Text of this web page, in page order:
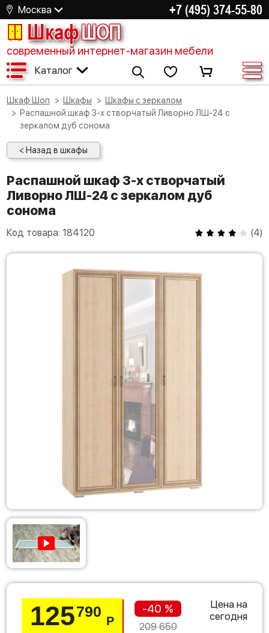
Москва +7 (495) 374-55-80
ШкафШОП
современный интернет-магазин мебели
Каталог
Шкаф Шоп Шкафы
Шкафы с зеркалом
Распашной шкаф 3-х створчатый Ливорно ЛШ-24 с
зеркалом дуб сонома
< Назад в шкафы
Распашной шкаф 3-х створчатый
Ливорно ЛШ-24 с зеркалом дуб
сонома
Код товара: 184120 (4)
125790
Р
-40 %
209 650
Цена на
сегодня